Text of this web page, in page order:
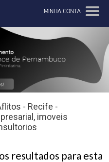
MINHA CONTA
- Recife -
imoveis
resultados para esta